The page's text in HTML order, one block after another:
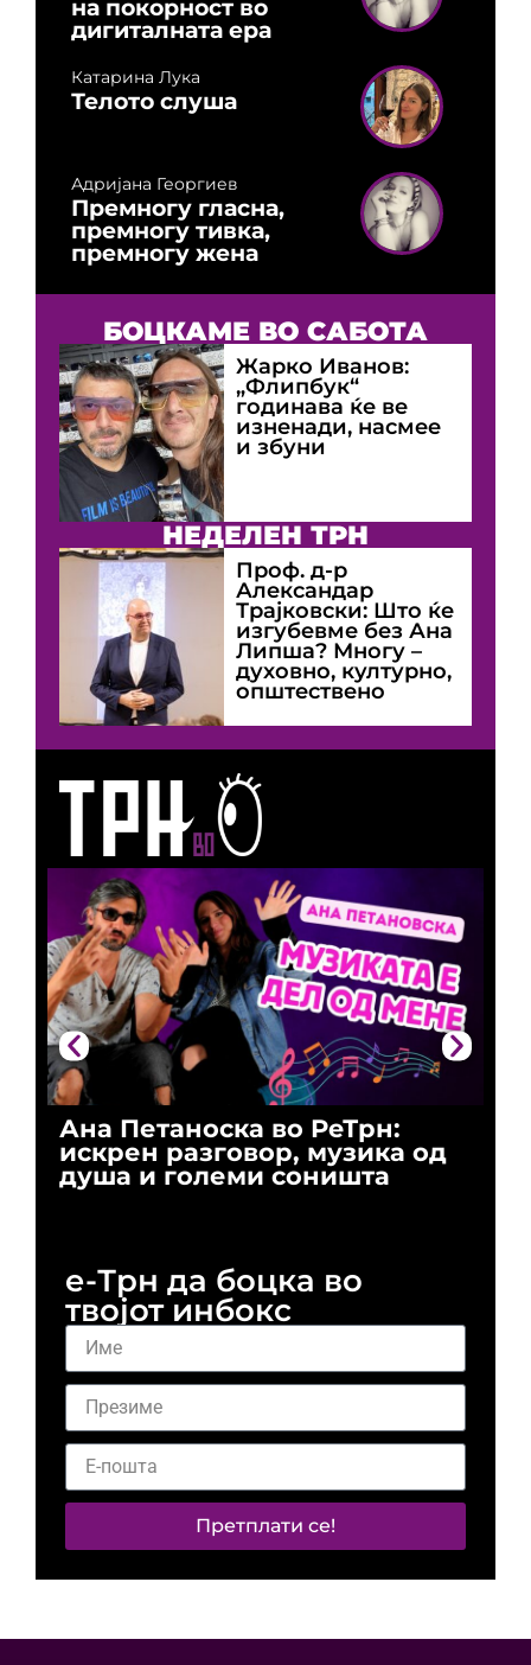
Ана Петаноска во РеТрн:
искрен разговор, музика од
душа и големи соништа
на покорност во
дигиталната ера
Катарина Лука
Телото слуша
Адријана Георгиев
Премногу гласна,
премногу тивка,
премногу жена
БОЦКАМЕ ВО САБОТА
Жарко Иванов:
„Флипбук“
годинава ќе ве
изненади, насмее
и збуни
НЕДЕЛЕН ТРН
Проф. д-р
Александар
Трајковски: Што ќе
изгубевме без Ана
Липша? Многу –
духовно, културно,
општествено
е-Трн да боцка во
твојот инбокс
Претплати се!